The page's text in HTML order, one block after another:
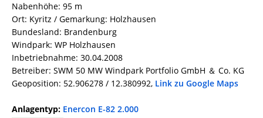
Nabenhöhe: 95 m
Ort: Kyritz / Gemarkung: Holzhausen
Bundesland: Brandenburg
Windpark: WP Holzhausen
Inbetriebnahme: 30.04.2008
Betreiber: SWM 50 MW Windpark Portfolio GmbH ＆ Co. KG
Geoposition: 52.906278 / 12.380992, Link zu Google Maps
Anlagentyp: Enercon E-82 2.000